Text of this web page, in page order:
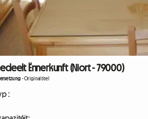
Ënnerkunft (Niort - 79000)
-Originaltitel
: